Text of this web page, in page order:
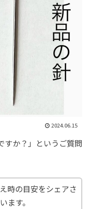
2024.06.15
すか？」というご質問
時の目安をシェアさ
ます。